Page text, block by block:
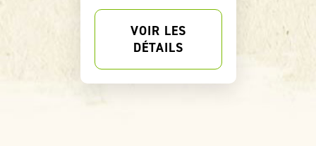
VOIR LES
DÉTAILS